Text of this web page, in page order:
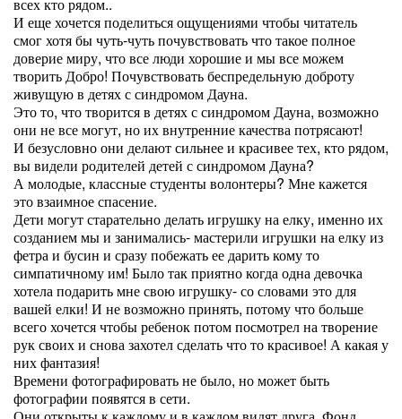
И еще хочется поделиться ощущениями чтобы читатель
смог хотя бы чуть-чуть почувствовать что такое полное
доверие миру, что все люди хорошие и мы все можем
творить Добро! Почувствовать беспредельную доброту
живущую в детях с синдромом Дауна.
Это то, что творится в детях с синдромом Дауна, возможно
они не все могут, но их внутренние качества потрясают!
И безусловно они делают сильнее и красивее тех, кто рядом,
вы видели родителей детей с синдромом Дауна?
А молодые, классные студенты волонтеры? Мне кажется
это взаимное спасение.
Дети могут старательно делать игрушку на елку, именно их
созданием мы и занимались- мастерили игрушки на елку из
фетра и бусин и сразу побежать ее дарить кому то
симпатичному им! Было так приятно когда одна девочка
хотела подарить мне свою игрушку- со словами это для
вашей елки! И не возможно принять, потому что больше
всего хочется чтобы ребенок потом посмотрел на творение
рук своих и снова захотел сделать что то красивое! А какая у
них фантазия!
Времени фотографировать не было, но может быть
фотографии появятся в сети.